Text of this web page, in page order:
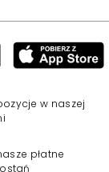
w naszej
płatne